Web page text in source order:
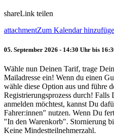
shareLink teilen
attachmentZum Kalendar
05. September 2026 - 14:30 Uhr bis
Wähle nun Deinen Tarif, trage
Mailadresse ein! Wenn du einen
wähle diese Option aus und führe
Registrierungsprozess durch! Falls
anmelden möchtest, kannst Du
Fahrer:innen" nutzen. Wenn Du
"In den Warenkorb". Stornierung
Keine Mindestteilnehmerzahl.